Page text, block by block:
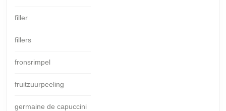
filler
fillers
fronsrimpel
fruitzuurpeeling
germaine de capuccini